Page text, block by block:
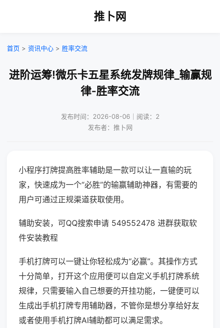
推卜网
首页 > 资讯中心 > 胜率交流
进阶运筹!微乐卡五星系统发牌规律_输赢规
律-胜率交流
发布时间：2026-08-06｜阅读：2
发布者：推卜网
小程序打牌提高胜率辅助是一款可以让一直输的玩
家，快速成为一个“必胜”的输赢辅助神器，有需要的
用户可通过正规渠道获取使用。
辅助安装，可QQ搜索申请 549552478 进群获取软
件安装教程
手机打牌可以一键让你轻松成为“必赢”。其操作方式
十分简单，打开这个应用便可以自定义手机打牌系统
规律，只需要输入自己想要的开挂功能，一键便可以
生成出手机打牌专用辅助器，不管你是想分享给好友
或者使用手机打牌AI辅助都可以满足需求。